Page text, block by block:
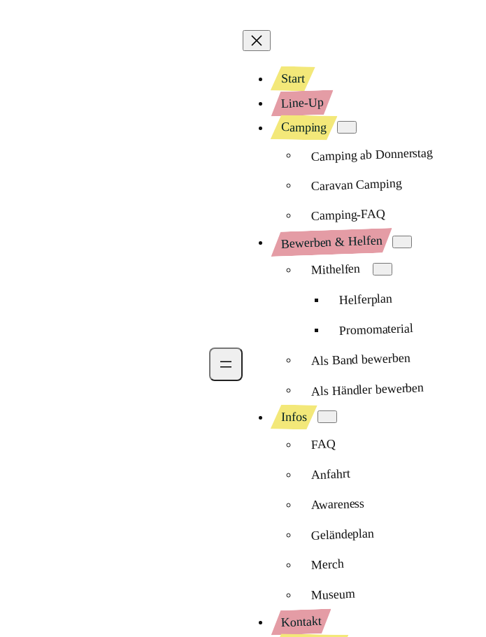
Start
Line-Up
Camping
Camping ab Donnerstag
Caravan Camping
Camping-FAQ
Bewerben & Helfen
Mithelfen
Helferplan
Promomaterial
Als Band bewerben
Als Händler bewerben
Infos
FAQ
Anfahrt
Awareness
Geländeplan
Merch
Museum
Kontakt